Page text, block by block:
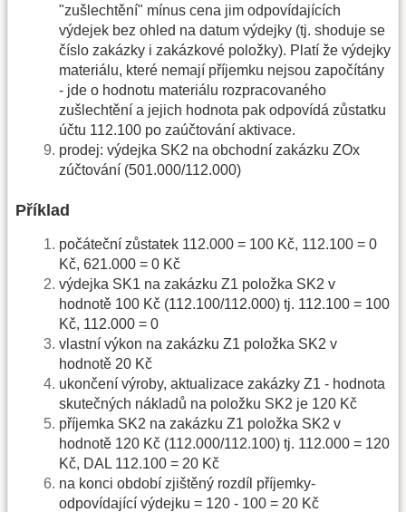
"zušlechtění" mínus cena jim odpovídajících
výdejek bez ohled na datum výdejky (tj. shoduje se
číslo zakázky i zakázkové položky). Platí že výdejky
materiálu, které nemají příjemku nejsou započítány
- jde o hodnotu materiálu rozpracovaného
zušlechtění a jejich hodnota pak odpovídá zůstatku
účtu 112.100 po zaúčtování aktivace.
prodej: výdejka SK2 na obchodní zakázku ZOx
zúčtování (501.000/112.000)
Příklad
počáteční zůstatek 112.000 = 100 Kč, 112.100 = 0
Kč, 621.000 = 0 Kč
výdejka SK1 na zakázku Z1 položka SK2 v
hodnotě 100 Kč (112.100/112.000) tj. 112.100 = 100
Kč, 112.000 = 0
vlastní výkon na zakázku Z1 položka SK2 v
hodnotě 20 Kč
ukončení výroby, aktualizace zakázky Z1 - hodnota
skutečných nákladů na položku SK2 je 120 Kč
příjemka SK2 na zakázku Z1 položka SK2 v
hodnotě 120 Kč (112.000/112.100) tj. 112.000 = 120
Kč, DAL 112.100 = 20 Kč
na konci období zjištěný rozdíl příjemky-
odpovídající výdejku = 120 - 100 = 20 Kč